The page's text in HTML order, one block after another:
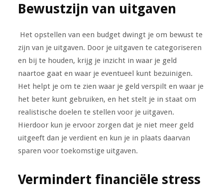
Bewustzijn van uitgaven
Het opstellen van een budget dwingt je om bewust te
zijn van je uitgaven. Door je uitgaven te categoriseren
en bij te houden, krijg je inzicht in waar je geld
naartoe gaat en waar je eventueel kunt bezuinigen.
Het helpt je om te zien waar je geld verspilt en waar je
het beter kunt gebruiken, en het stelt je in staat om
realistische doelen te stellen voor je uitgaven.
Hierdoor kun je ervoor zorgen dat je niet meer geld
uitgeeft dan je verdient en kun je in plaats daarvan
sparen voor toekomstige uitgaven.
Vermindert financiële stress